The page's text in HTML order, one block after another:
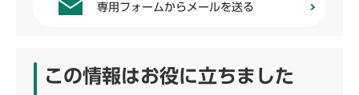
専用フォームからメールを送る
この情報はお役に立ちました